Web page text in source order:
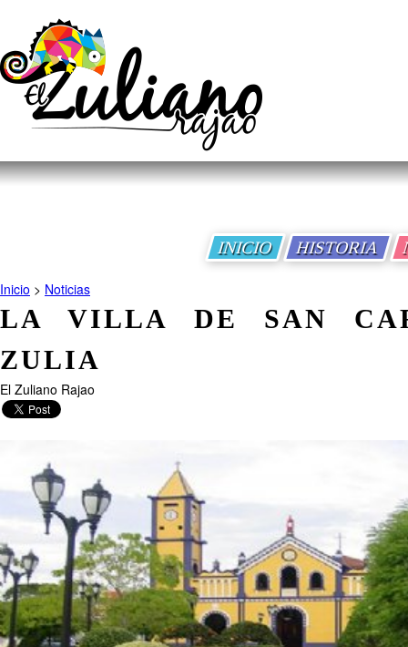
INICIO HISTORIA
Inicio > Noticias
LA VILLA DE SAN
ZULIA
El Zuliano Rajao